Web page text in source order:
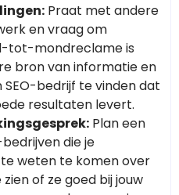
Praat met andere
en vraag om
tot-mondreclame is
bron van informatie en
bedrijf te vinden dat
resultaten levert.
Plan een
die je
weten te komen over
of ze goed bij jouw